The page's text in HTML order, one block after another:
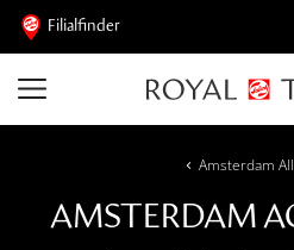
Filialfinder
Amsterdam
AMSTERDAM